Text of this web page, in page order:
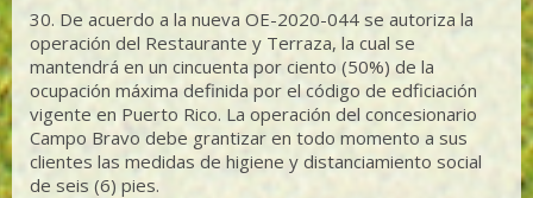
30. De acuerdo a la nueva OE-2020-044 se autoriza la
operación del Restaurante y Terraza, la cual se
mantendrá en un cincuenta por ciento (50%) de la
ocupación máxima definida por el código de edficiación
vigente en Puerto Rico. La operación del concesionario
Campo Bravo debe grantizar en todo momento a sus
clientes las medidas de higiene y distanciamiento social
de seis (6) pies.